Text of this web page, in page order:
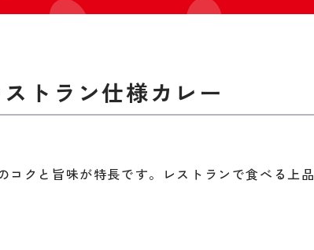
トラン仕様カレー
コクと旨味が特長です。レストランで食べる上